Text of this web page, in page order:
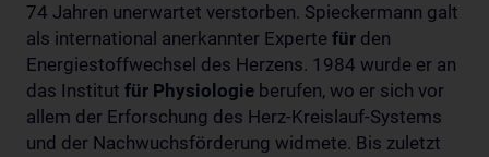
74 Jahren unerwartet verstorben. Spieckermann galt
als international anerkannter Experte für den
Energiestoffwechsel des Herzens. 1984 wurde er an
das Institut für Physiologie berufen, wo er sich vor
allem der Erforschung des Herz-Kreislauf-Systems
und der Nachwuchsförderung widmete. Bis zuletzt